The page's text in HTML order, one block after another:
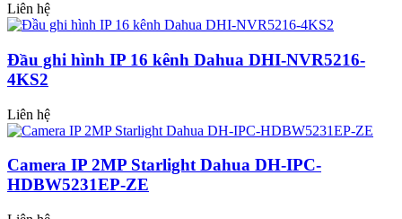
Liên hệ
Đầu ghi hình IP 16 kênh Dahua DHI-NVR5216-
4KS2
Liên hệ
Camera IP 2MP Starlight Dahua DH-IPC-
HDBW5231EP-ZE